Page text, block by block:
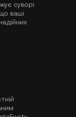
суворі
ваші